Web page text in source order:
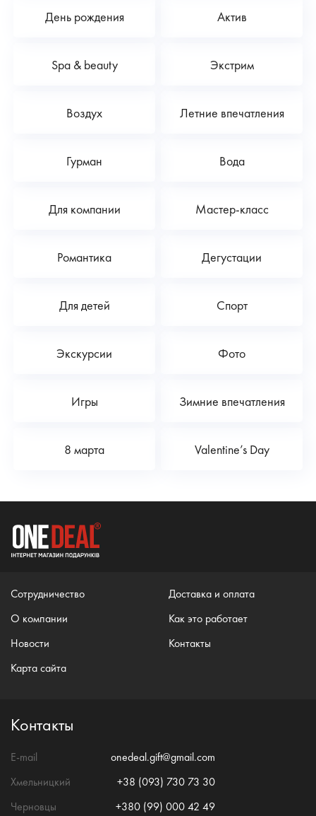
День рождения Актив
Spa & beauty Экстрим
Воздух Летние впечатления
Гурман Вода
Для компании Мастер-класс
Романтика Дегустации
Для детей Спорт
Экскурсии Фото
Игры Зимние впечатления
8 марта Valentine’s Day
Сотрудничество
О компании
Новости
Карта сайта
Доставка и оплата
Как это работает
Контакты
Контакты
E-mail
onedeal.gift@gmail.com
Хмельницкий
+38 (093) 730 73 30
Черновцы
+380 (99) 000 42 49